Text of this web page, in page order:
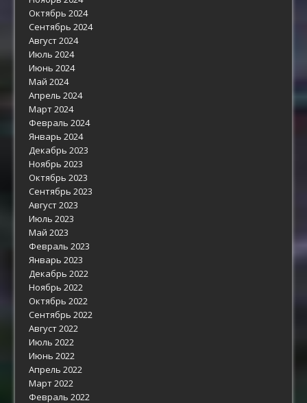
Октябрь 2024
Сентябрь 2024
Август 2024
Июль 2024
Июнь 2024
Май 2024
Апрель 2024
Март 2024
Февраль 2024
Январь 2024
Декабрь 2023
Ноябрь 2023
Октябрь 2023
Сентябрь 2023
Август 2023
Июль 2023
Май 2023
Февраль 2023
Январь 2023
Декабрь 2022
Ноябрь 2022
Октябрь 2022
Сентябрь 2022
Август 2022
Июль 2022
Июнь 2022
Апрель 2022
Март 2022
Февраль 2022